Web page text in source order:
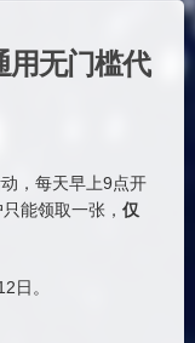
无门槛代
，每天早上9点开
能领取一张， 仅
日。